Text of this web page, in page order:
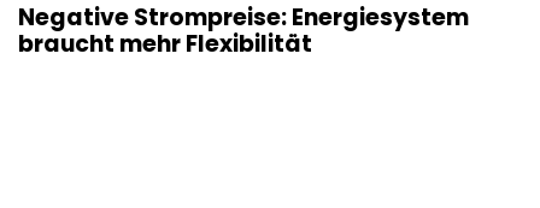
Negative Strompreise: Energiesystem
braucht mehr Flexibilität